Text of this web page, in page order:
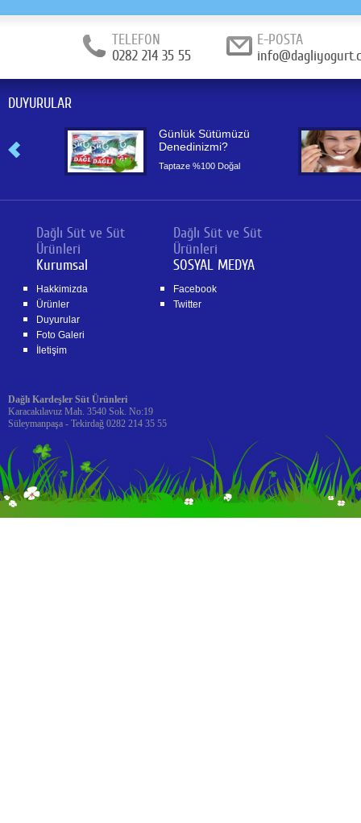
TELEFON
0282 214 35 55
E-POSTA
DUYURULAR
Günlük Sütümüzü
Denedinizmi?
Taptaze %100 Doğal
Dağlı Süt ve Süt
Ürünleri
Kurumsal
Hakkimizda
Ürünler
Duyurular
Foto Galeri
İletişim
Dağlı Süt ve Süt
Ürünleri
SOSYAL MEDYA
Facebook
Twitter
Dağlı Kardeşler Süt Ürünleri
Karacakılavuz Mah. 3540 Sok. No:19
Süleymanpaşa - Tekirdağ 0282 214 35 55